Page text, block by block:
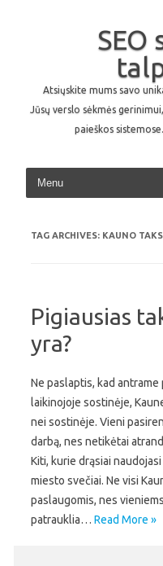
SEO
Atsiųskite mums savo
Jūsų verslo sėkmės
paieškos
TAG ARCHIVES: KAUNO
Pigiausias
yra?
Ne paslaptis, kad
laikinojoje sostinėje,
nei sostinėje. Vieni
darbą, nes netikėtai
Kiti, kurie drąsiai
miesto svečiai. Ne visi
paslaugomis, nes
patrauklia… Read More »